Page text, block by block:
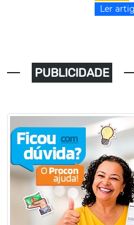
Ler
PUBLICIDADE